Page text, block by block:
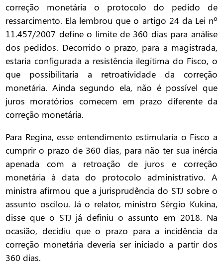
correção monetária o protocolo do pedido de
ressarcimento. Ela lembrou que o artigo 24 da Lei nº
11.457/2007 define o limite de 360 dias para análise
dos pedidos. Decorrido o prazo, para a magistrada,
estaria configurada a resistência ilegítima do Fisco, o
que possibilitaria a retroatividade da correção
monetária. Ainda segundo ela, não é possível que
juros moratórios comecem em prazo diferente da
correção monetária.
Para Regina, esse entendimento estimularia o Fisco a
cumprir o prazo de 360 dias, para não ter sua inércia
apenada com a retroação de juros e correção
monetária à data do protocolo administrativo. A
ministra afirmou que a jurisprudência do STJ sobre o
assunto oscilou. Já o relator, ministro Sérgio Kukina,
disse que o STJ já definiu o assunto em 2018. Na
ocasião, decidiu que o prazo para a incidência da
correção monetária deveria ser iniciado a partir dos
360 dias.